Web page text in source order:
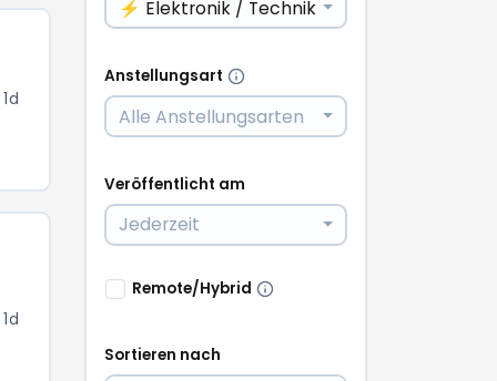
⚡ Elektronik / Technik
Anstellungsart
Alle Anstellungsarten
Veröffentlicht am
Jederzeit
Remote/Hybrid
Sortieren nach